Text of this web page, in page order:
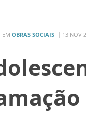
EM OBRAS SOCIAIS 13 NOV